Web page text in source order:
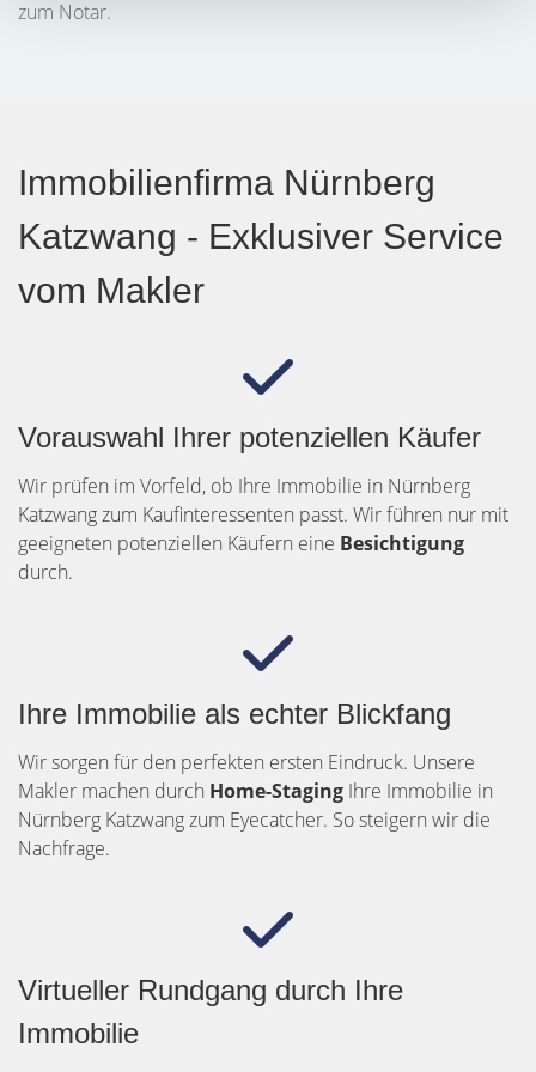
zum Notar.
Immobilienfirma Nürnberg
Katzwang - Exklusiver Service
vom Makler
Vorauswahl Ihrer potenziellen Käufer
Wir prüfen im Vorfeld, ob Ihre Immobilie in Nürnberg
Katzwang zum Kaufinteressenten passt. Wir führen nur mit
geeigneten potenziellen Käufern eine Besichtigung
durch.
Ihre Immobilie als echter Blickfang
Wir sorgen für den perfekten ersten Eindruck. Unsere
Makler machen durch Home-Staging Ihre Immobilie in
Nürnberg Katzwang zum Eyecatcher. So steigern wir die
Nachfrage.
Virtueller Rundgang durch Ihre
Immobilie